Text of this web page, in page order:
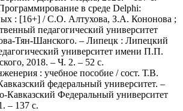
в среде Delphi:
: [16+] / С.О. Алтухова, З.А. Кононова ;
педагогический университет
Тян-Шанского. – Липецк : Липецкий
университет имени П.П.
2018. – Ч. 2. – 52 с.
: учебное пособие / сост. Т.В.
федеральный университет. –
Кавказский Федеральный университет
– 137 с.